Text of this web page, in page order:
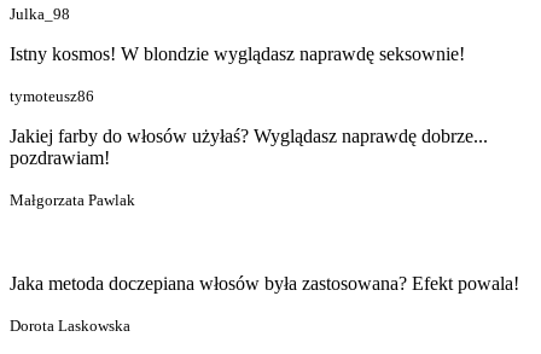
Julka_98
Istny kosmos! W blondzie wyglądasz naprawdę seksownie!
tymoteusz86
Jakiej farby do włosów użyłaś? Wyglądasz naprawdę dobrze...
pozdrawiam!
Małgorzata Pawlak
Jaka metoda doczepiana włosów była zastosowana? Efekt powala!
Dorota Laskowska